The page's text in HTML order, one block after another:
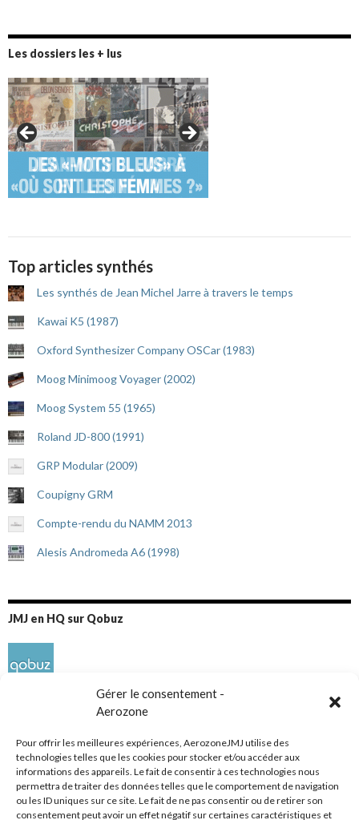
Gérer le consentement -
Aerozone
Pour offrir les meilleures expériences, AerozoneJMJ utilise des
technologies telles que les cookies pour stocker et/ou accéder aux
informations des appareils. Le fait de consentir à ces technologies nous
permettra de traiter des données telles que le comportement de navigation
ou les ID uniques sur ce site. Le fait de ne pas consentir ou de retirer son
consentement peut avoir un effet négatif sur certaines caractéristiques et
Les dossiers les + lus
Top articles synthés
Les synthés de Jean Michel Jarre à travers le temps
Kawai K5 (1987)
Oxford Synthesizer Company OSCar (1983)
Moog Minimoog Voyager (2002)
Moog System 55 (1965)
Roland JD-800 (1991)
GRP Modular (2009)
Coupigny GRM
Compte-rendu du NAMM 2013
Alesis Andromeda A6 (1998)
JMJ en HQ sur Qobuz
Réseaux sociaux